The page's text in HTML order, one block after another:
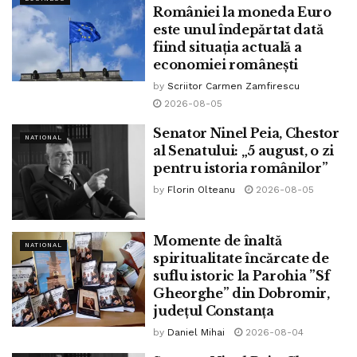
Pe scurt, revendicările elevilor reprezentanți din toată țara
sunt următoarele:
● Asigurarea dispozitivelor necesare pentru toți elevii
privați de dreptul la educație, fără alte
discriminări din partea autorităților.
● Reglementarea modului de predare-învățare-evaluare
din mediul online.
● Elaborarea ghidurilor metodologice privind integrarea
materiei pierdută în primul
semestru al anului școlar 2020-2021.
● Asigurarea materialelor igienico-sanitare în unitățile de
învățământ.
● Consultarea permanentă a asociațiilor de elevi și
introducerea acestora în grupurile de
lucru.
● Elaborarea și prezentarea detaliată a unui plan privind
României la moneda Euro
este unul îndepărtat dată
fiind situația actuală a
economiei românești
by Scriitor Carmen Zamfirescu
2026-08-05
NATIONAL
Senator Ninel Peia, Chestor
al Senatului: „5 august, o zi
pentru istoria românilor”
by Florin Olteanu 2026-08-05
NATIONAL
Momente de înaltă
spiritualitate încărcate de
suflu istoric la Parohia ”Sf
Gheorghe” din Dobromir,
județul Constanța
by Daniel Mihai 2026-08-04